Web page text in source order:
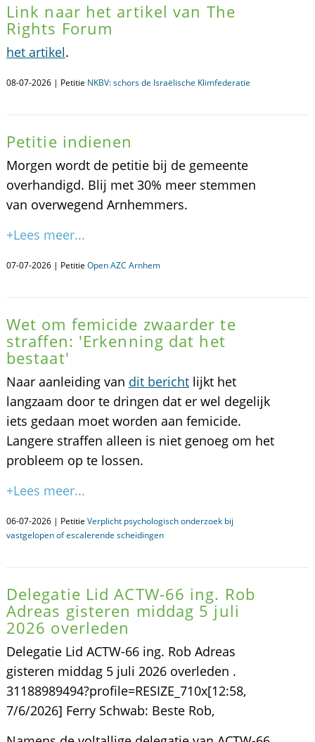
Link naar het artikel van The
Rights Forum
het artikel.
08-07-2026 | Petitie NKBV: schors de Israëlische Klimfederatie
Petitie indienen
Morgen wordt de petitie bij de gemeente
overhandigd. Blij met 30% meer stemmen
van overwegend Arnhemmers.
+Lees meer...
07-07-2026 | Petitie Open AZC Arnhem
Wet om femicide zwaarder te
straffen: 'Erkenning dat het
bestaat'
Naar aanleiding van dit berichtlijkt het
langzaam door te dringen dat er wel degelijk
iets gedaan moet worden aan femicide.
Langere straffen alleen is niet genoeg om het
probleem op te lossen.
+Lees meer...
06-07-2026 | Petitie Verplicht psychologisch onderzoek bij
vastgelopen of escalerende scheidingen
Delegatie Lid ACTW-66 ing. Rob
Adreas gisteren middag 5 juli
2026 overleden
Delegatie Lid ACTW-66 ing. Rob Adreas
gisteren middag 5 juli 2026 overleden .
31188989494?profile=RESIZE_710x[12:58,
7/6/2026] Ferry Schwab: Beste Rob,